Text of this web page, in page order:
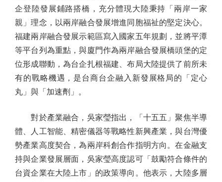
企登陸發展鋪路搭橋，充分體現大陸秉持「兩岸一家
親」理念，以兩岸融合發展增進同胞福祉的堅定決心。
福建兩岸融合發展示範區寫入國家五年規劃，並將平潭
等平台列為重點，與廈門作為兩岸融合發展橋頭堡的定
位形成聯動，為台企扎根福建、布局大陸提供了前所未
有的戰略機遇，是台商台企融入新發展格局的「定心
丸」與「加速劑」。
對於產業融合，吳家瑩指出，「十五五」聚焦半導
體、人工智能、精密儀器等戰略性新興產業，與台灣優
勢產業高度契合，為兩岸科創合作指明方向。在金融支
持與企業發展層面，吳家瑩高度認可「鼓勵符合條件的
台資企業在大陸上市」的政策導向。他表示，大陸多層